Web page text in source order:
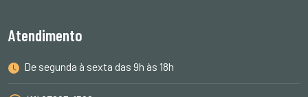
Atendimento
De segunda à sexta das 9h às 18h